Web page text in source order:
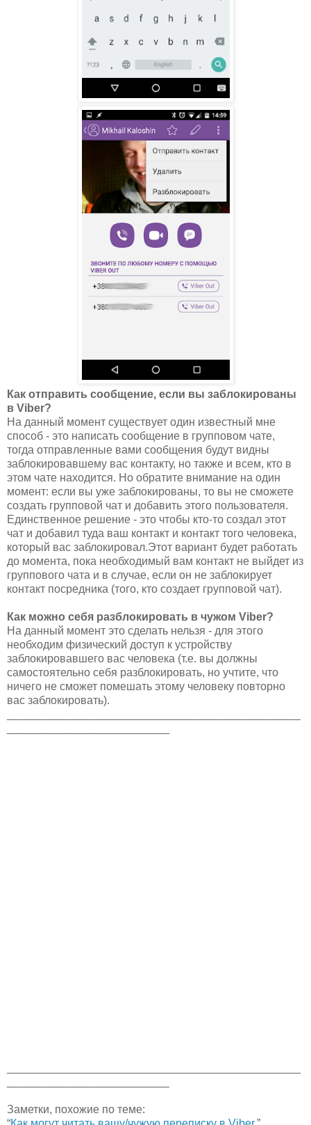
Как отправить сообщение, если вы заблокированы
в Viber?
На данный момент существует один известный мне
способ - это написать сообщение в групповом чате,
тогда отправленные вами сообщения будут видны
заблокировавшему вас контакту, но также и всем, кто в
этом чате находится. Но обратите внимание на один
момент: если вы уже заблокированы, то вы не сможете
создать групповой чат и добавить этого пользователя.
Единственное решение - это чтобы кто-то создал этот
чат и добавил туда ваш контакт и контакт того человека,
который вас заблокировал.Этот вариант будет работать
до момента, пока необходимый вам контакт не выйдет из
группового чата и в случае, если он не заблокирует
контакт посредника (того, кто создает групповой чат).
Как можно себя разблокировать в чужом Viber?
На данный момент это сделать нельзя - для этого
необходим физический доступ к устройству
заблокировавшего вас человека (т.е. вы должны
самостоятельно себя разблокировать, но учтите, что
ничего не сможет помешать этому человеку повторно
вас заблокировать).
Заметки, похожие по теме: